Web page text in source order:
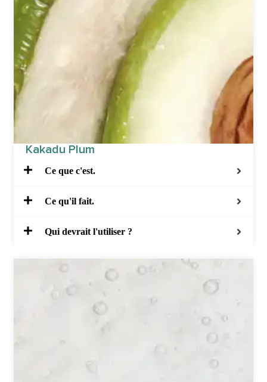
Kakadu Plum
Ce que c'est.
Ce qu'il fait.
Qui devrait l'utiliser ?